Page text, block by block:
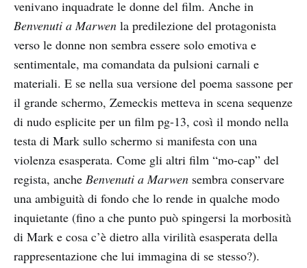
venivano inquadrate le donne del film. Anche in
Benvenuti a Marwen la predilezione del protagonista
verso le donne non sembra essere solo emotiva e
sentimentale, ma comandata da pulsioni carnali e
materiali. E se nella sua versione del poema sassone per
il grande schermo, Zemeckis metteva in scena sequenze
di nudo esplicite per un film pg-13, così il mondo nella
testa di Mark sullo schermo si manifesta con una
violenza esasperata. Come gli altri film “mo-cap” del
regista, anche Benvenuti a Marwen sembra conservare
una ambiguità di fondo che lo rende in qualche modo
inquietante (fino a che punto può spingersi la morbosità
di Mark e cosa c’è dietro alla virilità esasperata della
rappresentazione che lui immagina di se stesso?).